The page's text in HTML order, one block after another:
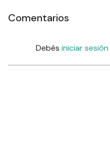
Comentarios
Debés iniciar sesión